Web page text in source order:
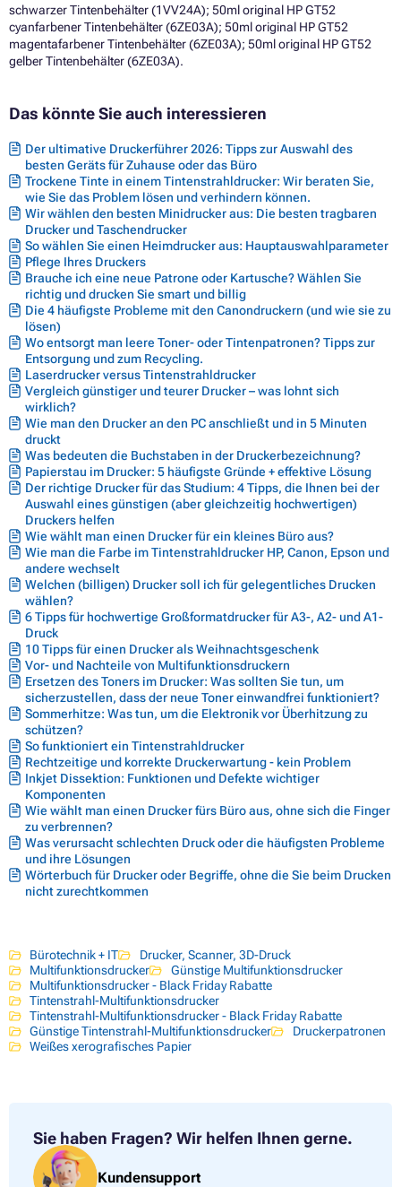
schwarzer Tintenbehälter (1VV24A); 50ml original HP GT52
cyanfarbener Tintenbehälter (6ZE03A); 50ml original HP GT52
magentafarbener Tintenbehälter (6ZE03A); 50ml original HP GT52
gelber Tintenbehälter (6ZE03A).
Das könnte Sie auch interessieren
Der ultimative Druckerführer 2026: Tipps zur Auswahl des
besten Geräts für Zuhause oder das Büro
Trockene Tinte in einem Tintenstrahldrucker: Wir beraten Sie,
wie Sie das Problem lösen und verhindern können.
Wir wählen den besten Minidrucker aus: Die besten tragbaren
Drucker und Taschendrucker
So wählen Sie einen Heimdrucker aus: Hauptauswahlparameter
Pflege Ihres Druckers
Brauche ich eine neue Patrone oder Kartusche? Wählen Sie
richtig und drucken Sie smart und billig
Die 4 häufigste Probleme mit den Canondruckern (und wie sie zu
lösen)
Wo entsorgt man leere Toner- oder Tintenpatronen? Tipps zur
Entsorgung und zum Recycling.
Laserdrucker versus Tintenstrahldrucker
Vergleich günstiger und teurer Drucker – was lohnt sich
wirklich?
Wie man den Drucker an den PC anschließt und in 5 Minuten
druckt
Was bedeuten die Buchstaben in der Druckerbezeichnung?
Papierstau im Drucker: 5 häufigste Gründe + effektive Lösung
Der richtige Drucker für das Studium: 4 Tipps, die Ihnen bei der
Auswahl eines günstigen (aber gleichzeitig hochwertigen)
Druckers helfen
Wie wählt man einen Drucker für ein kleines Büro aus?
Wie man die Farbe im Tintenstrahldrucker HP, Canon, Epson und
andere wechselt
Welchen (billigen) Drucker soll ich für gelegentliches Drucken
wählen?
6 Tipps für hochwertige Großformatdrucker für A3-, A2- und A1-
Druck
10 Tipps für einen Drucker als Weihnachtsgeschenk
Vor- und Nachteile von Multifunktionsdruckern
Ersetzen des Toners im Drucker: Was sollten Sie tun, um
sicherzustellen, dass der neue Toner einwandfrei funktioniert?
Sommerhitze: Was tun, um die Elektronik vor Überhitzung zu
schützen?
So funktioniert ein Tintenstrahldrucker
Rechtzeitige und korrekte Druckerwartung - kein Problem
Inkjet Dissektion: Funktionen und Defekte wichtiger
Komponenten
Wie wählt man einen Drucker fürs Büro aus, ohne sich die Finger
zu verbrennen?
Was verursacht schlechten Druck oder die häufigsten Probleme
und ihre Lösungen
Wörterbuch für Drucker oder Begriffe, ohne die Sie beim Drucken
nicht zurechtkommen
Bürotechnik + IT
Drucker, Scanner, 3D-Druck
Multifunktionsdrucker
Günstige Multifunktionsdrucker
Multifunktionsdrucker - Black Friday Rabatte
Tintenstrahl-Multifunktionsdrucker
Tintenstrahl-Multifunktionsdrucker - Black Friday Rabatte
Günstige Tintenstrahl-Multifunktionsdrucker
Druckerpatronen
Weißes xerografisches Papier
Sie haben Fragen? Wir helfen Ihnen gerne.
Kundensupport